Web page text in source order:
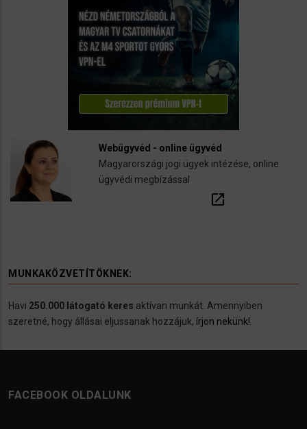
Webügyvéd - online ügyvéd
Magyarországi jogi ügyek intézése, online
ügyvédi megbízással
open_in_new
MUNKAKÖZVETÍTÖKNEK:
Havi 250.000 látogató keres aktívan munkát. Amennyiben
szeretné, hogy állásai eljussanak hozzájuk, írjon nekünk!
FACEBOOK OLDALUNK